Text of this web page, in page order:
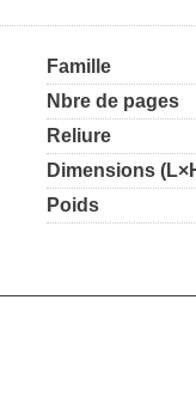
Famille
Nbre de pages
Reliure
Dimensions
Poids